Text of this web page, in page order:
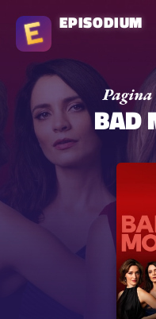
EPISODIUM
BAD